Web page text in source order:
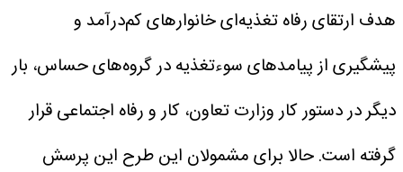
هدف ارتقای رفاه تغذیه‌ای خانوارهای کم‌درآمد و
پیشگیری از پیامدهای سوءتغذیه در گروه‌های حساس، بار
دیگر در دستور کار وزارت تعاون، کار و رفاه اجتماعی قرار
گرفته است. حالا برای مشمولان این طرح این پرسش